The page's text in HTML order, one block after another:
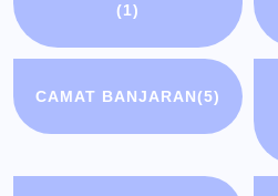
(1)
CAMAT BANJARAN(5)